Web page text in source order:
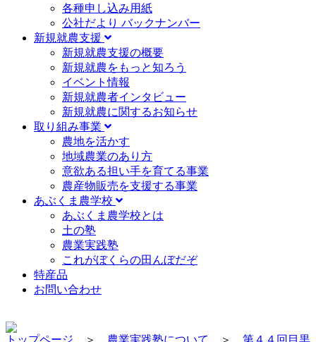
各種申し込み用紙
公社だより バックナンバー
新規就農支援
新規就農支援の概要
新規就農をもっと知ろう
イベント情報
新規就農者インタビュー
新規就農に関するお知らせ
取り組み事業
農地を活かす
地域農業のあり方
意欲ある担い手を育てる事業
農産物販売を支援する事業
あぶくま農学校
あぶくま農学校とは
土の塾
農業実践塾
これがぼくらの田んぼだぞ
特産品
お問い合わせ
トップページ ＞ 農業実践塾について ＞ 第４４回目黒